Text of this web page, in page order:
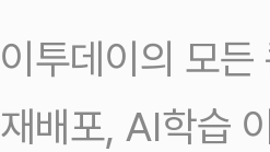
이투데이의 모
재배포, AI학습